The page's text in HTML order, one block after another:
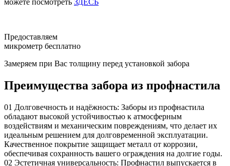
Предоставляем
микрометр бесплатно
Замеряем при Вас толщину перед установкой забора
Преимущества забора из профнастила
01 Долговечность и надёжность: Заборы из профнастила
обладают высокой устойчивостью к атмосферным
воздействиям и механическим повреждениям, что делает их
идеальным решением для долговременной эксплуатации.
Качественное покрытие защищает металл от коррозии,
обеспечивая сохранность вашего ограждения на долгие годы.
02 Эстетичная универсальность: Профнастил выпускается в